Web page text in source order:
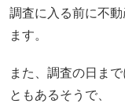
調査に入る前に不
ます。
また、調査の日ま
ともあるそうで、